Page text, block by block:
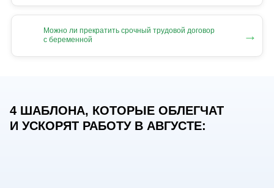
Можно ли прекратить срочный трудовой договор
с беременной
→
4 ШАБЛОНА, КОТОРЫЕ ОБЛЕГЧАТ
И УСКОРЯТ РАБОТУ В АВГУСТЕ: